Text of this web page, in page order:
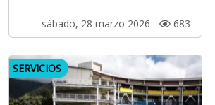
sábado, 28 marzo 2026 - 683
SERVICIOS